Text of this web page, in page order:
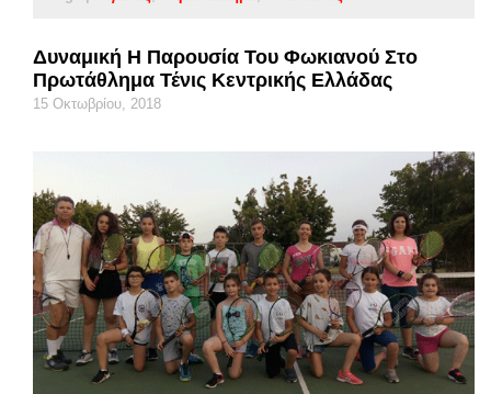
Δυναμική Η Παρουσία Του Φωκιανού Στο
Πρωτάθλημα Τένις Κεντρικής Ελλάδας
15 Οκτωβρίου, 2018